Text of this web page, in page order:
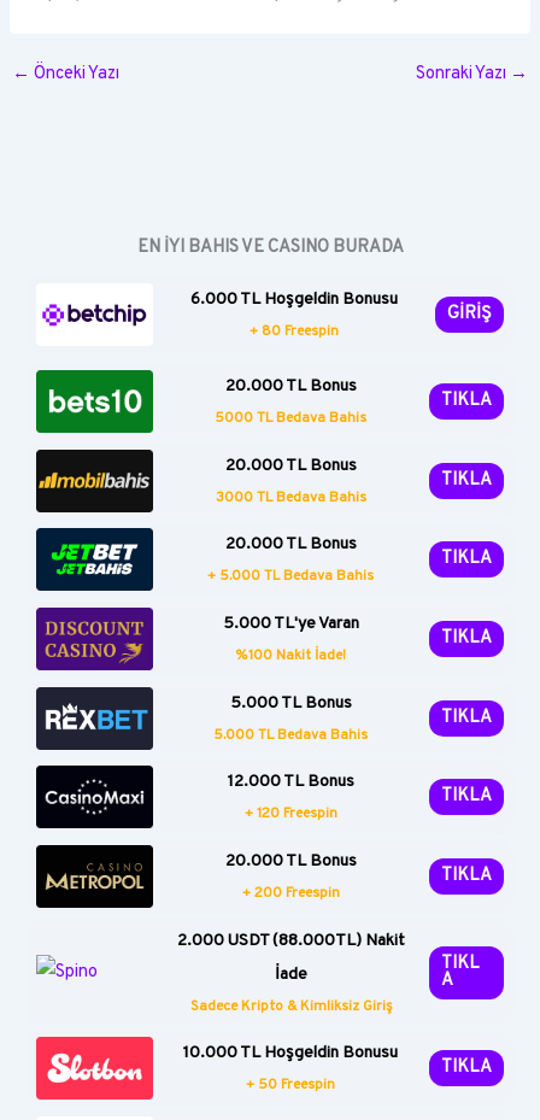
← Önceki Yazı Sonraki Yazı →
EN İYI BAHIS VE CASINO BURADA
6.000 TL Hoşgeldin Bonusu
+ 80 Freespin
GİRİŞ
20.000 TL Bonus
5000 TL Bedava Bahis
TIKLA
20.000 TL Bonus
3000 TL Bedava Bahis
TIKLA
20.000 TL Bonus
+ 5.000 TL Bedava Bahis
TIKLA
5.000 TL'ye Varan
%100 Nakit İade!
TIKLA
5.000 TL Bonus
5.000 TL Bedava Bahis
TIKLA
12.000 TL Bonus
+ 120 Freespin
TIKLA
20.000 TL Bonus
+ 200 Freespin
TIKLA
2.000 USDT (88.000TL) Nakit
İade
Sadece Kripto & Kimliksiz Giriş
TIKL
A
10.000 TL Hoşgeldin Bonusu
+ 50 Freespin
TIKLA